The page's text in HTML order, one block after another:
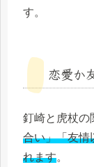
す。
恋愛か
釘崎と虎杖の
合い」「友情
れます。